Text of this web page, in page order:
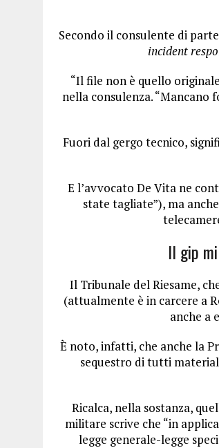
Secondo il consulente di
incident
“Il file non è quello
nella consulenza. “Mancano
Fuori dal gergo tecnico,
E l’avvocato De Vita ne
state tagliate”), ma
Il gip
Il Tribunale del Riesame,
(attualmente è in carcere a
anche a
È noto, infatti, che anche la
sequestro di tutti
Ricalca, nella sostanza,
militare scrive che “in
legge generale-legge